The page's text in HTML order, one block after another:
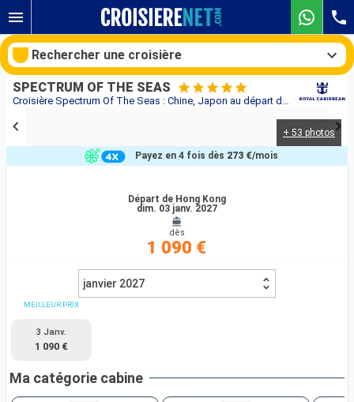
Croisière Spectrum Of The Seas : Chine, Japon au départ de Hong Kong
SPECTRUM OF THE SEAS
+ 53 photos
Départ de Hong Kong
dim. 03 janv. 2027
dès
1 090 €
Payez en 4 fois dès 273 €/mois
janvier 2027
MEILLEUR PRIX
3 Janv.
1 090 €
Ma catégorie cabine
Rechercher une croisière
Compagnies
Rechercher